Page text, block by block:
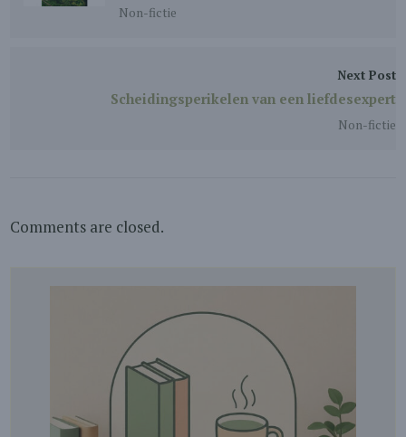
Non-fictie
Next Post
Scheidingsperikelen van een liefdesexpert
Non-fictie
Comments are closed.